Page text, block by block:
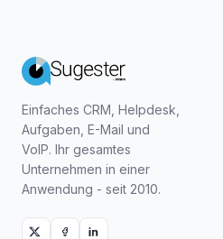
Einfaches CRM, Helpdesk,
Aufgaben, E-Mail und
VoIP. Ihr gesamtes
Unternehmen in einer
Anwendung - seit 2010.